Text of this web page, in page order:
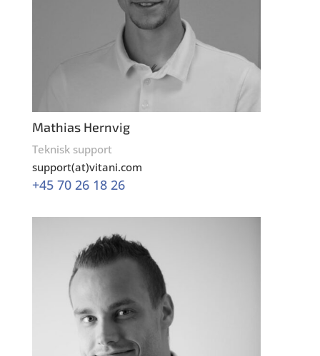
Mathias Hernvig
Teknisk support
support(at)vitani.com
+45 70 26 18 26